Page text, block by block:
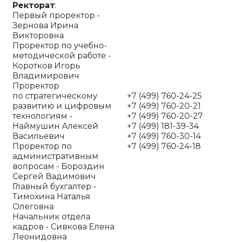
Ректорат:
Первый проректор -
Зернова Ирина
Викторовна
Проректор по учебно-
методической работе -
Коротков Игорь
Владимирович
Проректор
по стратегическому
развитию и цифровым
технологиям -
Наймушин Алексей
Васильевич
Проректор по
административным
вопросам - Бороздин
Сергей Вадимович
Главный бухгалтер -
Тимохина Наталья
Олеговна
Начальник отдела
кадров - Сивкова Елена
Леонидовна
+7 (499) 760-24-25
+7 (499) 760-20-21
+7 (499) 760-20-27
+7 (499) 181-39-34
+7 (499) 760-30-14
+7 (499) 760-24-18